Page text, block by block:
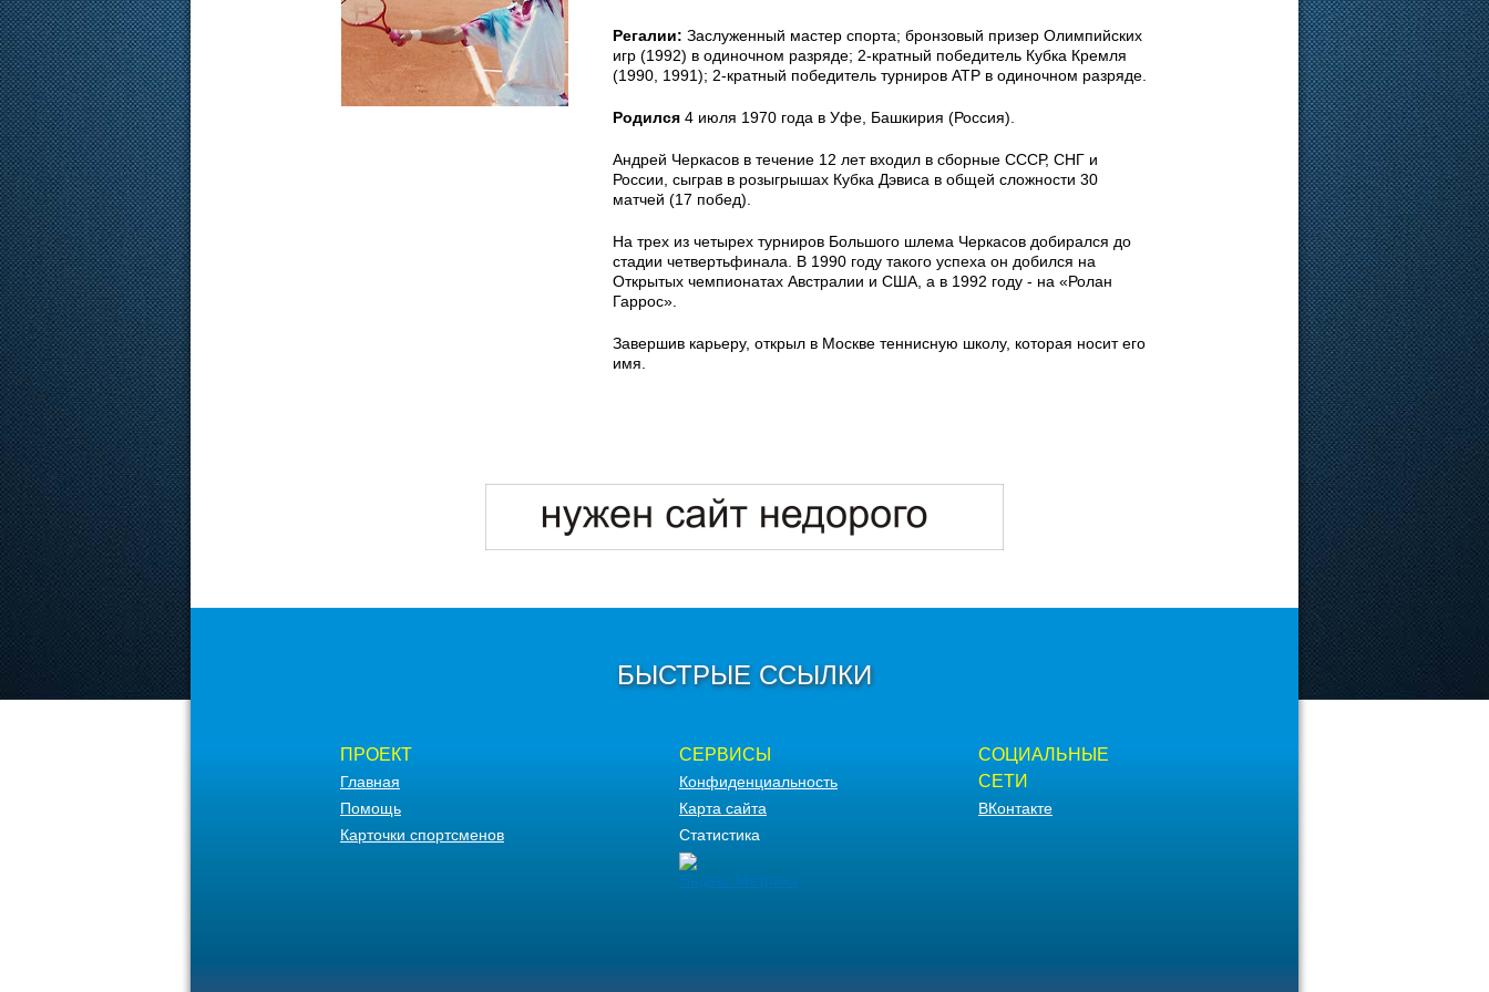
Регалии: Заслуженный мастер спорта; бронзовый призер Олимпийских
игр (1992) в одиночном разряде; 2-кратный победитель Кубка Кремля
(1990, 1991); 2-кратный победитель турниров АТР в одиночном разряде.
Родился 4 июля 1970 года в Уфе, Башкирия (Россия).
Андрей Черкасов в течение 12 лет входил в сборные СССР, СНГ и
России, сыграв в розыгрышах Кубка Дэвиса в общей сложности 30
матчей (17 побед).
На трех из четырех турниров Большого шлема Черкасов добирался до
стадии четвертьфинала. В 1990 году такого успеха он добился на
Открытых чемпионатах Австралии и США, а в 1992 году - на «Ролан
Гаррос».
Завершив карьеру, открыл в Москве теннисную школу, которая носит его
имя.
БЫСТРЫЕ ССЫЛКИ
ПРОЕКТ
Главная
Помощь
Карточки спортсменов
СЕРВИСЫ
Конфиденциальность
Карта сайта
Статистика
СОЦИАЛЬНЫЕ
СЕТИ
ВКонтакте